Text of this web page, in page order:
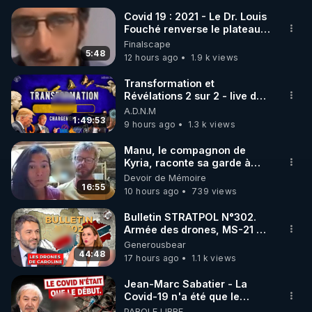
🌱 INSTAGRAM
https://www.instagram.com/rdlr_thierrycasasnovas/
http://rgnr.li/instagram
🌱 LA NEWSLETTER
Pour ne pas rater l’actualité RGNR (stages,
http://rgnr.li/news
🌱 VIDÉOS NON CENSURÉES SUR ODYSEE
Toutes les vidéos Youtube sont aussi sur la
http://rgnr.li/odysee
🌱 LES STAGES EN PRÉSENTIEL
5:48
Covid 19 : 2021 - Le Dr. Louis
Fouché renverse le plateau
de CNews !
Finalscape
12 hours ago
1.9 k views
1:49:53
Transformation et
Révélations 2 sur 2 - live du
07/08/26
A.D.N.M
9 hours ago
1.3 k views
16:55
Manu, le compagnon de
Kyria, raconte sa garde à
vue musclée. PARTAGEZ!
Devoir de Mémoire
10 hours ago
739 views
44:48
Bulletin STRATPOL N°302.
Armée des drones, MS-21 en
série, missiles coréens.
07.08.2026.
Generousbear
17 hours ago
1.1 k views
Jean-Marc Sabatier - La
Covid-19 n'a été que le
début - L'ARN messager